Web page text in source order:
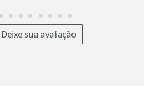
Deixe sua avaliação